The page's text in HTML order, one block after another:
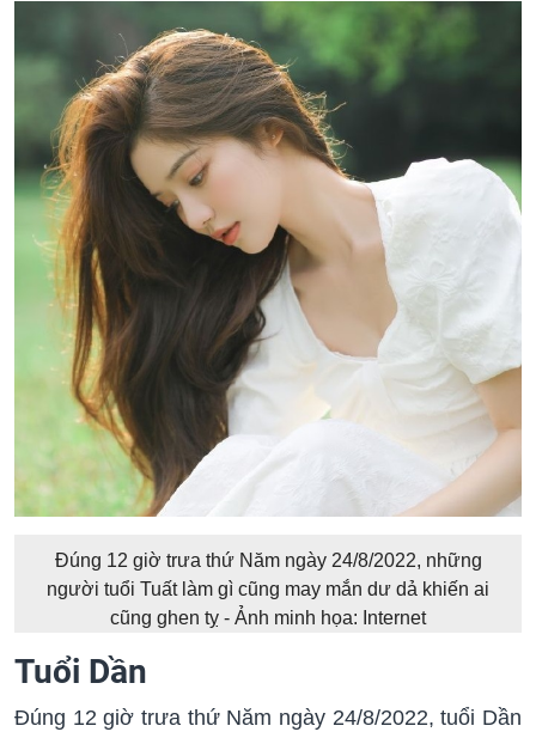
Đúng 12 giờ trưa thứ Năm ngày 24/8/2022, những
người tuổi Tuất làm gì cũng may mắn dư dả khiến ai
cũng ghen tỵ - Ảnh minh họa: Internet
Tuổi Dần
Đúng 12 giờ trưa thứ Năm ngày 24/8/2022, tuổi Dần